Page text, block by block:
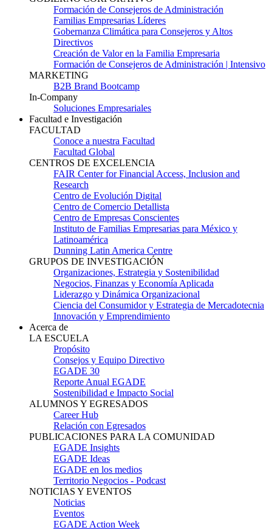
Formación de Consejeros de Administración
Familias Empresarias Líderes
Gobernanza Climática para Consejeros y Altos
Directivos
Creación de Valor en la Familia Empresaria
Formación de Consejeros de Administración | Intensivo
MARKETING
B2B Brand Bootcamp
In-Company
Soluciones Empresariales
Facultad e Investigación
FACULTAD
Conoce a nuestra Facultad
Facultad Global
CENTROS DE EXCELENCIA
FAIR Center for Financial Access, Inclusion and
Research
Centro de Evolución Digital
Centro de Comercio Detallista
Centro de Empresas Conscientes
Instituto de Familias Empresarias para México y
Latinoamérica
Dunning Latin America Centre
GRUPOS DE INVESTIGACIÓN
Organizaciones, Estrategia y Sostenibilidad
Negocios, Finanzas y Economía Aplicada
Liderazgo y Dinámica Organizacional
Ciencia del Consumidor y Estrategia de Mercadotecnia
Innovación y Emprendimiento
Acerca de
LA ESCUELA
Propósito
Consejos y Equipo Directivo
EGADE 30
Reporte Anual EGADE
Sostenibilidad e Impacto Social
ALUMNOS Y EGRESADOS
Career Hub
Relación con Egresados
PUBLICACIONES PARA LA COMUNIDAD
EGADE Insights
EGADE Ideas
EGADE en los medios
Territorio Negocios - Podcast
NOTICIAS Y EVENTOS
Noticias
Eventos
EGADE Action Week